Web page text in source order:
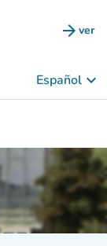
arrow_forward ver
Español keyboard_arrow_down